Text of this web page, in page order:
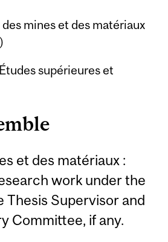
mines et des matériaux
)
supérieures et
et des matériaux :
work under the
Thesis Supervisor and
Committee, if any.